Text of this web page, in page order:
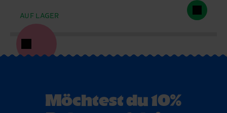
AUF LAGER
Möchtest du 10%